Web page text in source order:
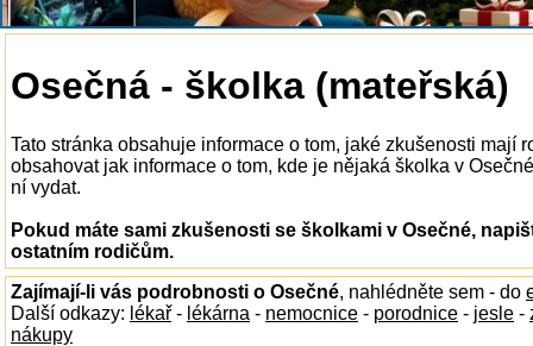
Osečná - školka (mateřská)
Tato stránka obsahuje informace o tom, jaké zkušenosti mají
obsahovat jak informace o tom, kde je nějaká školka v
ní vydat.
Pokud máte sami zkušenosti se školkami v Osečné,
ostatním rodičům.
Zajímají-li vás podrobnosti o Osečné, nahlédněte sem - do
Další odkazy: lékař - lékárna - nemocnice - porodnice - jesle -
nákupy